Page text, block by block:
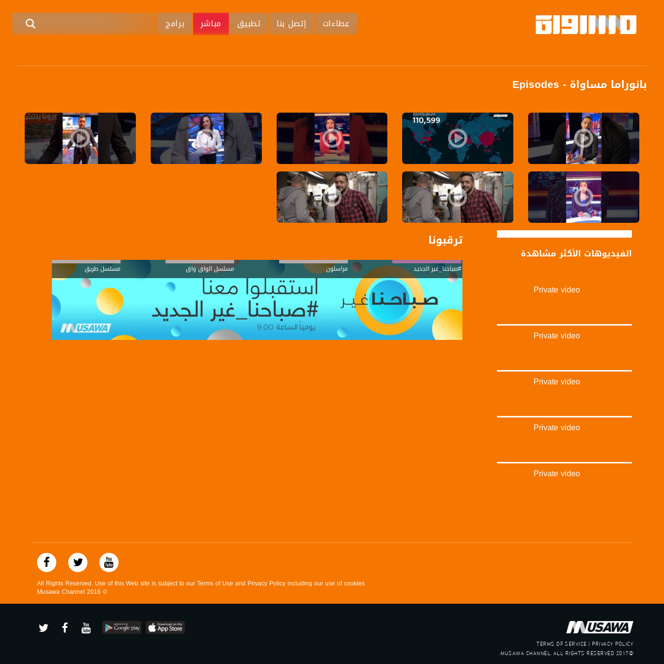
عطاءات إتصل بنا تطبيق مباشر برامج
بانوراما مساواة - Episodes
احياء ذكرى يوم الارض ولكن من المنازل ،بانوراما مساواةلتعرف ما يحدث ، شاهد #بانوراما_مساواة يوميا الساعة 21:00 بتوقيت القدستفشي الكورونا في حزب كاحول لافان وموتها، وجانتس فقط رئيس كنيست- برومو - برنامج بانوراما مساواة
اسرائيل غير مؤهلة للتعامل مع وباء كورونا- برومو - برنامج بانوراما مساواة
وباء "كورونا"يواصل انتشاره محليًّا وإسرائيل
إغلاق شامل على البلاد؟ - برومو - برنامج بانوراما - قناة مساواة الفضائية
برومو - برنامج بانوراما - قناة مساواة الفضائيةبرومو - برنامج بانوراما - قناة مساواة الفضائية
ترقبونا
#صباحنا_غير الجديد مراسلون مسلسل الواق واق مسلسل طريق
الفيديوهات الأكثر مشاهدة
Private video
Private video
Private video
Private video
Private video
All Rights Reserved. Use of this Web site is subject to our Terms of Use and Privacy Policy including our use of cookies
©
2016
TERMS OF SERVICE | PRIVACY POLICY
©2017 MUSAWA CHANNEL. ALL RIGHTS RESERVED.